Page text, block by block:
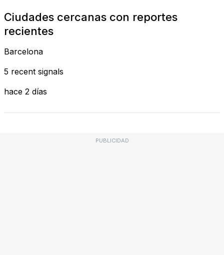
Ciudades cercanas con reportes
recientes
Barcelona
5 recent signals
hace 2 días
PUBLICIDAD